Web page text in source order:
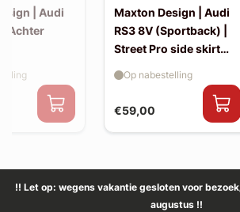
| Audi
| Achter
Maxton Design | Audi
RS3 8V (Sportback) |
Street Pro side skirt
€59,00
Op nabestelling
!! Let op: wegens vakantie gesloten voor
augustus !!